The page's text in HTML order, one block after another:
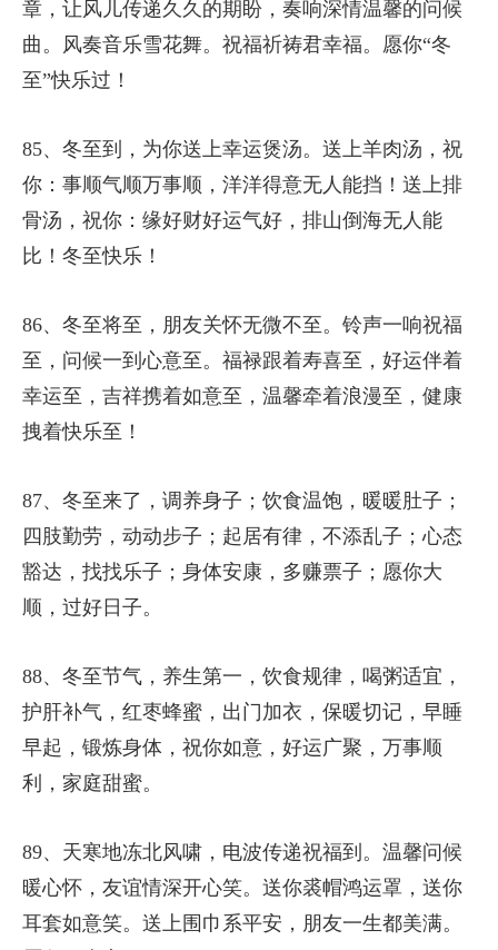
章，让风儿传递久久的期盼，奏响深情温馨的问候
曲。风奏音乐雪花舞。祝福祈祷君幸福。愿你“冬
至”快乐过！
85、冬至到，为你送上幸运煲汤。送上羊肉汤，祝
你：事顺气顺万事顺，洋洋得意无人能挡！送上排
骨汤，祝你：缘好财好运气好，排山倒海无人能
比！冬至快乐！
86、冬至将至，朋友关怀无微不至。铃声一响祝福
至，问候一到心意至。福禄跟着寿喜至，好运伴着
幸运至，吉祥携着如意至，温馨牵着浪漫至，健康
拽着快乐至！
87、冬至来了，调养身子；饮食温饱，暖暖肚子；
四肢勤劳，动动步子；起居有律，不添乱子；心态
豁达，找找乐子；身体安康，多赚票子；愿你大
顺，过好日子。
88、冬至节气，养生第一，饮食规律，喝粥适宜，
护肝补气，红枣蜂蜜，出门加衣，保暖切记，早睡
早起，锻炼身体，祝你如意，好运广聚，万事顺
利，家庭甜蜜。
89、天寒地冻北风啸，电波传递祝福到。温馨问候
暖心怀，友谊情深开心笑。送你裘帽鸿运罩，送你
耳套如意笑。送上围巾系平安，朋友一生都美满。